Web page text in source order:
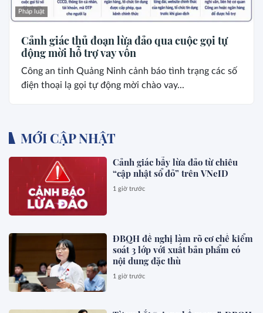
Pháp luật
Cảnh giác thủ đoạn lừa đảo qua cuộc gọi tự
động mời hỗ trợ vay vốn
Công an tỉnh Quảng Ninh cảnh báo tình trạng các số
điện thoại lạ gọi tự động mời chào vay...
MỚI CẬP NHẬT
Cảnh giác bẫy lừa đảo từ chiêu
“cập nhật sổ đỏ” trên VNeID
1 giờ trước
ĐBQH đề nghị làm rõ cơ chế kiểm
soát 3 lớp với xuất bản phẩm có
nội dung đặc thù
1 giờ trước